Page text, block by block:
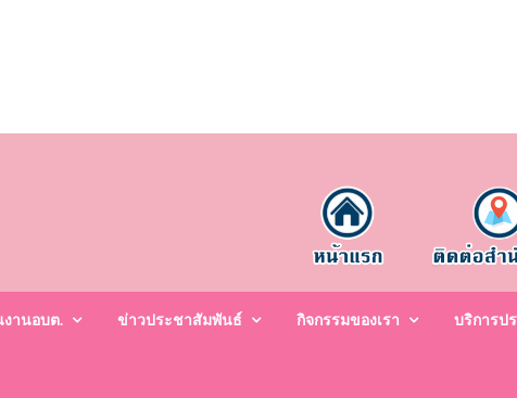
งานอบต. ข่าวประชาสัมพันธ์ กิจกรรมของเรา บริการป